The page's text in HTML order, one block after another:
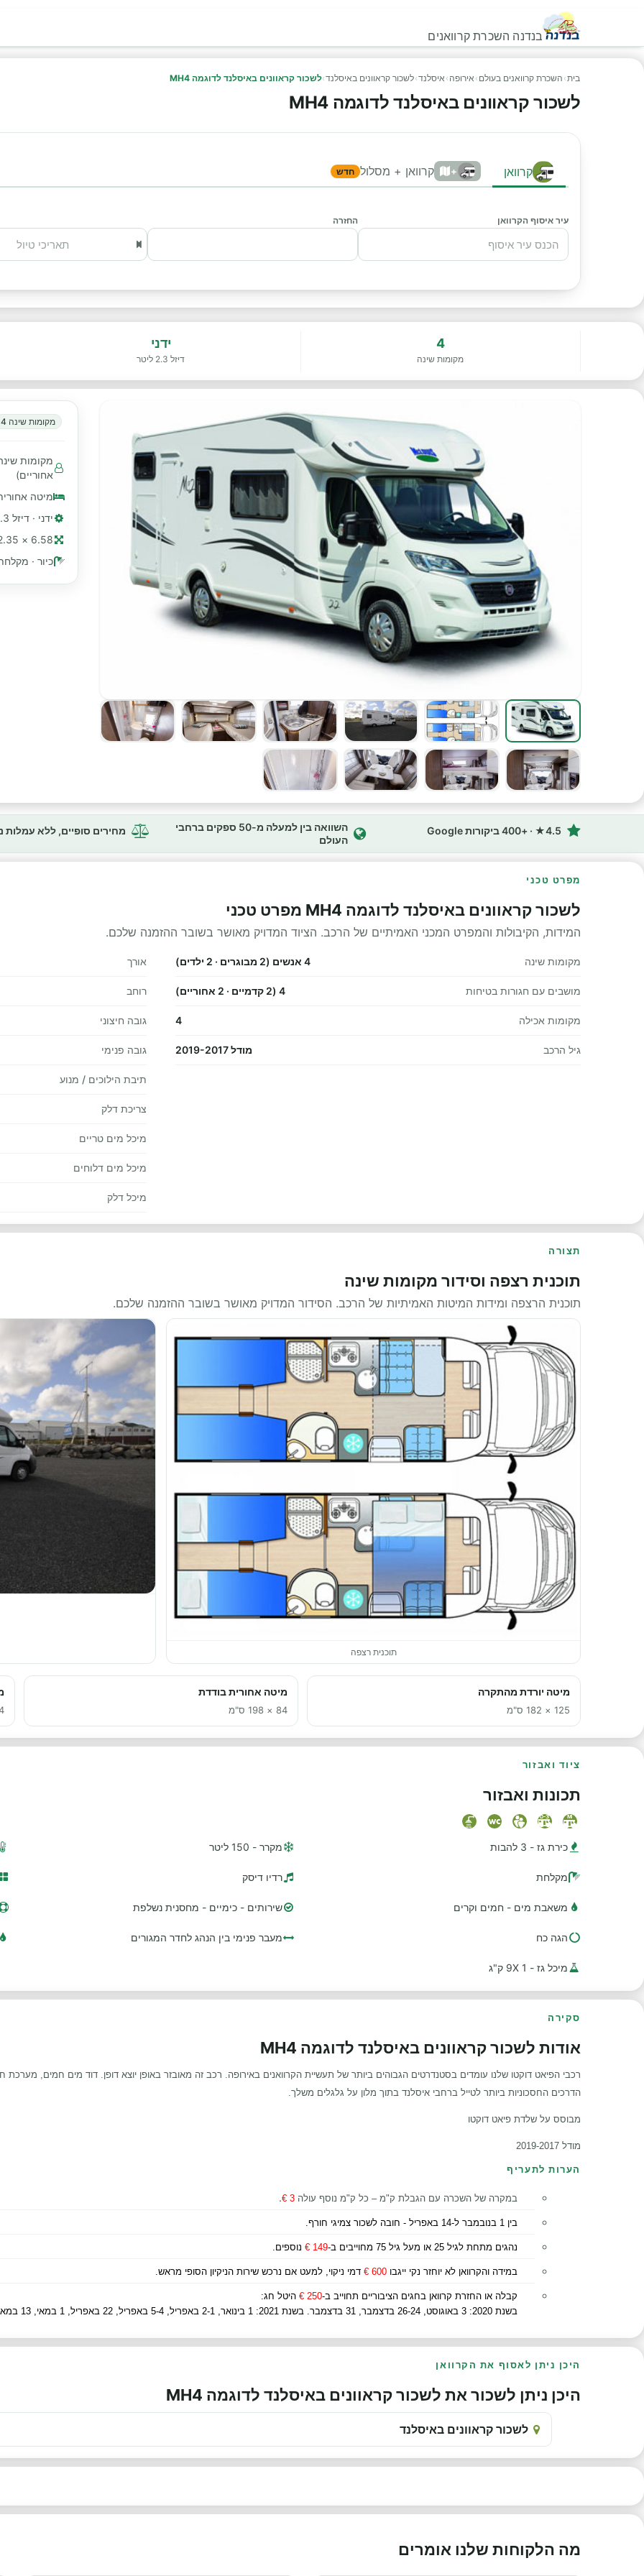
בנדנה השכרת קרוואנים
בית› השכרת קרוואנים בעולם › אירופה › איסלנד›לשכור קראוונים באיסלנד›לשכור קראוונים באיסלנד לדוגמה MH4
לשכור קראוונים באיסלנד לדוגמה MH4
קרוואן + קרוואן + מסלול חדש
עיר איסוף הקרוואן החזרה
4
מקומות שינה
ידני
דיזל 2.3 ליטר
מקומות שינה 4
אחוריים)
מיטה
ידני · דיזל 2.3 ליטר
6.58 × 2.35 מ׳ (≈ 22 רגל)
כיור ·
4.5★ · +400 ביקורות Google
השוואה בין למעלה מ-50 ספקים ברחבי
העולם
מחירים סופיים, ללא עמלות
מפרט טכני
לשכור קראוונים באיסלנד לדוגמה MH4 מפרט טכני
המידות, הקיבולות והמפרט המכני האמיתיים של הרכב. הציוד המדויק מאושר בשובר ההזמנה שלכם.
מקומות שינה 4 אנשים (2 מבוגרים · 2 ילדים)
מושבים עם חגורות בטיחות 4 (2 קדמיים · 2 אחוריים)
מקומות אכילה 4
גיל הרכב מודל 2019-2017
אורך
רוחב
גובה חיצוני
גובה פנימי
תיבת הילוכים / מנוע
צריכת דלק
מיכל מים טריים
מיכל מים דלוחים
מיכל דלק
תצורה
תוכנית רצפה וסידור מקומות שינה
תוכנית הרצפה ומידות המיטות האמיתיות של הרכב. הסידור המדויק מאושר בשובר ההזמנה שלכם.
תוכנית רצפה
מיטה יורדת מהתקרה
125 × 182 ס"מ
מיטה אחורית בודדת
84 × 198 ס"מ 84
ציוד ואבזור
תכונות ואבזור
כירת גז - 3 להבות מקרר - 150 ליטר
מקלחת רדיו דיסק
משאבת מים - חמים וקרים שירותים - כימיים - מחסנית נשלפת
הגה כח מעבר פנימי בין הנהג לחדר המגורים
מיכל גז - 1 9X ק"ג
סקירה
אודות לשכור קראוונים באיסלנד לדוגמה MH4
רכבי הפיאט דוקטו שלנו עומדים בסטנדרטים הגבוהים ביותר של תעשיית הקרוואנים באירופה. רכב זה מאובזר באופן יוצא דופן. דוד מים חמים,
הדרכים החסכוניות ביותר לטייל ברחבי איסלנד בתוך מלון על גלגלים משלך.
מבוסס על שלדת פיאט דוקטו
מודל 2019-2017
הערות לתעריף
במקרה של השכרה עם הגבלת ק"מ – כל ק"מ נוסף עולה 3
€
.
בין 1 בנובמבר ל-14 באפריל - חובה לשכור צמיגי חורף.
נהגים מתחת לגיל 25 או מעל גיל 75 מחוייבים ב- 149 € נוספים.
במידה והקרוואן לא יוחזר נקי ייגבו 600 € דמי ניקוי, למעט אם נרכש שירות הניקיון הסופי מראש.
קבלה או החזרת קרוואן בחגים הציבוריים תחוייב ב-250 €
היטל חג:
בשנת 2020: 3 באוגוסט, 26-24 בדצמבר, 31 בדצמבר. בשנת 2021: 1 בינואר, 2-1 באפריל, 5-4 באפריל, 22 באפריל, 1 במאי, 13 במאי, 24-23 במאי, 17 ביוני, 2 באוגוסט, 26-24 בדצמבר, 31 בדצמבר
היכן ניתן לאסוף את הקרוואן
היכן ניתן לשכור את לשכור קראוונים באיסלנד לדוגמה MH4
לשכור קראוונים באיסלנד
מה הלקוחות שלנו אומרים